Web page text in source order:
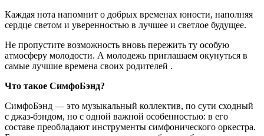
Каждая нота напомнит о добрых временах юности, наполняя
сердце светом и уверенностью в лучшее и светлое будущее.
Не пропустите возможность вновь пережить ту особую
атмосферу молодости. А молодежь приглашаем окунуться в
самые лучшие времена своих родителей .
Что такое СимфоБэнд?
СимфоБэнд — это музыкальный коллектив, по сути сходный
с джаз-бэндом, но с одной важной особенностью: в его
составе преобладают инструменты симфонического оркестра.